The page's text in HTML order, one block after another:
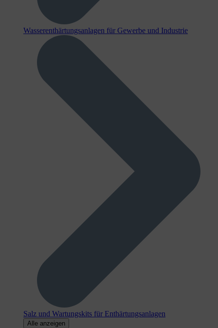
Wasserenthärtungsanlagen für Gewerbe und Industrie
Salz und Wartungskits für Enthärtungsanlagen
Alle anzeigen